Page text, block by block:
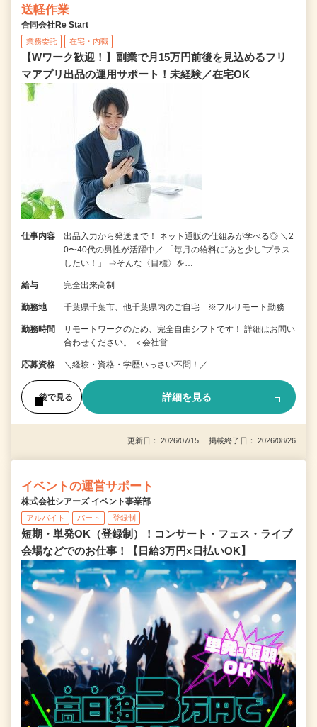
送軽作業
合同会社Re Start
業務委託 在宅・内職
【Wワーク歓迎！】副業で月15万円前後を見込めるフリ
マアプリ出品の運用サポート！未経験／在宅OK
仕事内容
出品入力から発送まで！ ネット通販の仕組みが学べる◎ ＼2
0〜40代の男性が活躍中／ 「毎月の給料に“あと少し”プラス
したい！」 ⇒そんな〈目標〉を…
給与 完全出来高制
勤務地 千葉県千葉市、他千葉県内のご自宅 ※フルリモート勤務
勤務時間
リモートワークのため、完全自由シフトです！ 詳細はお問い
合わせください。 ＜会社営…
応募資格 ＼経験・資格・学歴いっさい不問！／
後で見る 詳細を見る
更新日： 2026/07/15 掲載終了日： 2026/08/26
イベントの運営サポート
株式会社シアーズ イベント事業部
アルバイト パート 登録制
短期・単発OK（登録制）！コンサート・フェス・ライブ
会場などでのお仕事！【日給3万円×日払いOK】